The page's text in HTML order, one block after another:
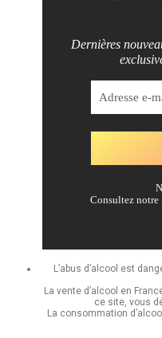
Dernières
Consultez notre
L’abus d’alcool est
La vente d’alcool en
ce site, vous
La consommation